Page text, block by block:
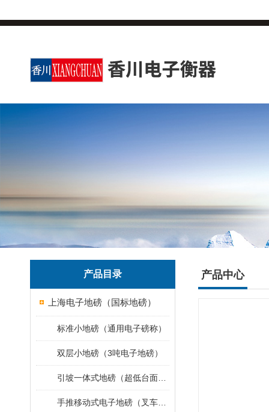
产品目录
上海电子地磅（国标地磅）
标准小地磅（通用电子磅称）
双层小地磅（3吨电子地磅）
产品中心